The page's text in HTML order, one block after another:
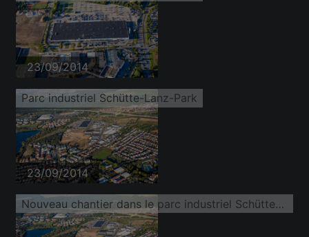
23/09/2014
Parc industriel Schütte-Lanz-Park
23/09/2014
Nouveau chantier dans le parc industriel Schütte-Lanz-Park